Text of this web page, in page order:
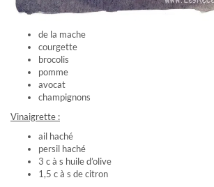
de la mache
courgette
brocolis
pomme
avocat
champignons
Vinaigrette :
ail haché
persil haché
3 c à s huile d’olive
1,5 c à s de citron